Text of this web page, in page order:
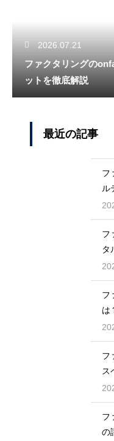
2026.07.21
ファクタリングの
ットを徹底解説
最近の記事
フ
ル
態
フ
タ
態
フ
は
説
フ
ス
実
フ
の